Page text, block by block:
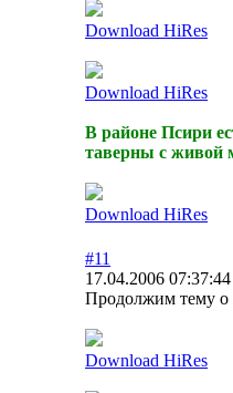
Download HiRes
Download HiRes
В районе Псири
таверны с живой
Download HiRes
#11
17.04.2006 07:37:44
Продолжим тему о
Download HiRes